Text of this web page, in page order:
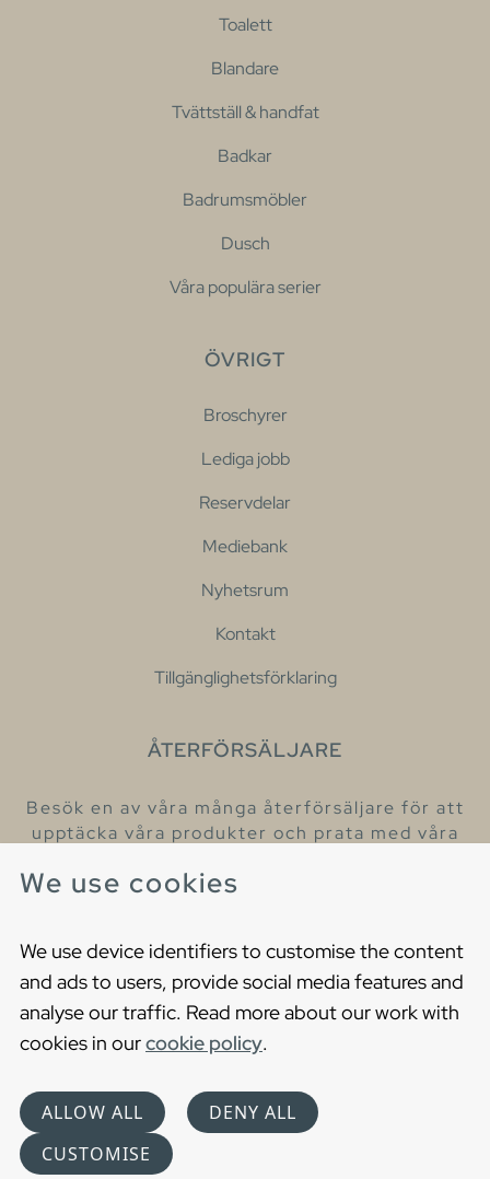
We use cookies
We use device identifiers to customise the content
and ads to users, provide social media features and
analyse our traffic. Read more about our work with
cookies in ourcookie policy.
ALLOW ALL
DENY ALL
CUSTOMISE
Toalett
Blandare
Tvättställ & handfat
Badkar
Badrumsmöbler
Dusch
Våra populära serier
ÖVRIGT
Broschyrer
Lediga jobb
Reservdelar
Mediebank
Nyhetsrum
Kontakt
Tillgänglighetsförklaring
ÅTERFÖRSÄLJARE
Besök en av våra många återförsäljare för att
upptäcka våra produkter och prata med våra
Cookies
Privacy statement
Choose language